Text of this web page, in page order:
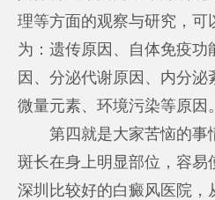
理等方面的观察与研究，可
为：遗传原因、自体免疫功
因、分泌代谢原因、内分
微量元素、环境污染等原因。
第四就是大家苦恼的事
斑长在身上明显部位，容易
深圳比较好的白癜风医院